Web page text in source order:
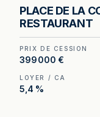
deux pas de la
PLACE DE LA
RESTAURANT
PRIX DE CESSION
399 000 €
LOYER / CA
5,4 %